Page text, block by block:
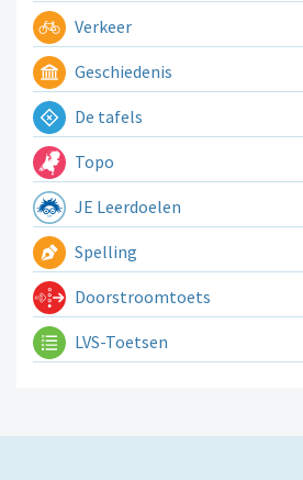
Verkeer
Geschiedenis
De tafels
Topo
JE Leerdoelen
Spelling
Doorstroomtoets
LVS-Toetsen